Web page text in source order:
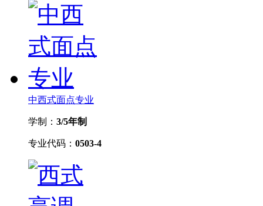
中西式面点专业
学制： 3/5年制
专业代码： 0503-4